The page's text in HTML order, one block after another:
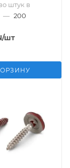
штук в
— 200
/шт